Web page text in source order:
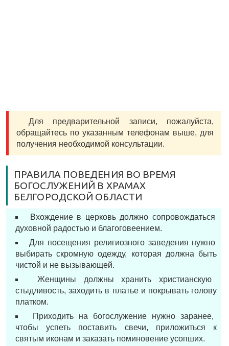
Для предварительной записи, пожалуйста,
обращайтесь по указанным телефонам выше, для
получения необходимой консультации.
ПРАВИЛА ПОВЕДЕНИЯ ВО ВРЕМЯ
БОГОСЛУЖЕНИЙ В ХРАМАХ
БЕЛГОРОДСКОЙ ОБЛАСТИ
Вхождение в церковь должно сопровождаться
духовной радостью и благоговеением.
Для посещения религиозного заведения нужно
выбирать скромную одежду, которая должна быть
чистой и не вызывающей.
Женщины должны хранить христианскую
стыдливость, заходить в платье и покрывать голову
платком.
Приходить на богослужение нужно заранее,
чтобы успеть поставить свечи, приложиться к
святым иконам и заказать поминовение усопших.